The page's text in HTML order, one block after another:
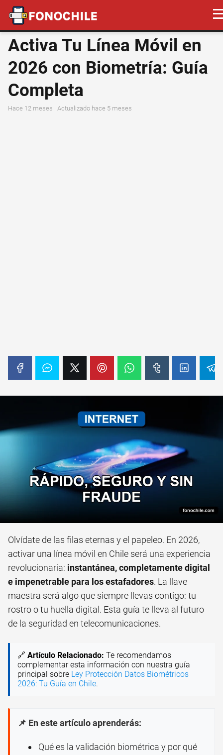
Activa Tu Línea Móvil en
2026 con Biometría: Guía
Completa
hace 12 meses · Actualizado hace 5 meses
Olvídate de las filas eternas y el papeleo. En 2026,
activar una línea móvil en Chile será una experiencia
revolucionaria: instantánea, completamente digital
e impenetrable para los estafadores. La llave
maestra será algo que siempre llevas contigo: tu
rostro o tu huella digital. Esta guía te lleva al futuro
de la seguridad en telecomunicaciones.
🔗 Artículo Relacionado: Te recomendamos
complementar esta información con nuestra guía
principal sobre Ley Protección Datos Biométricos
2026: Tu Guía en Chile.
📌 En este artículo aprenderás:
Qué es la validación biométrica y por qué